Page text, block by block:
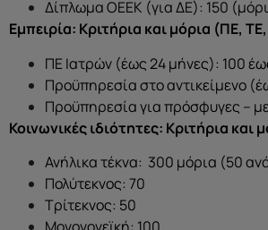
Δίπλωμα ΟΕΕΚ (για ΔΕ): 150
Εμπειρία: Κριτήρια και μόρια (ΠΕ,
ΠΕ Ιατρών (έως 24 μήνες): 100
Προϋπηρεσία στο αντικείμενο
Προϋπηρεσία για πρόσφυγες –
Κοινωνικές ιδιότητες: Κριτήρια και
Ανήλικα τέκνα: 300 μόρια (50 ανά
Πολύτεκνος: 70
Τρίτεκνος: 50